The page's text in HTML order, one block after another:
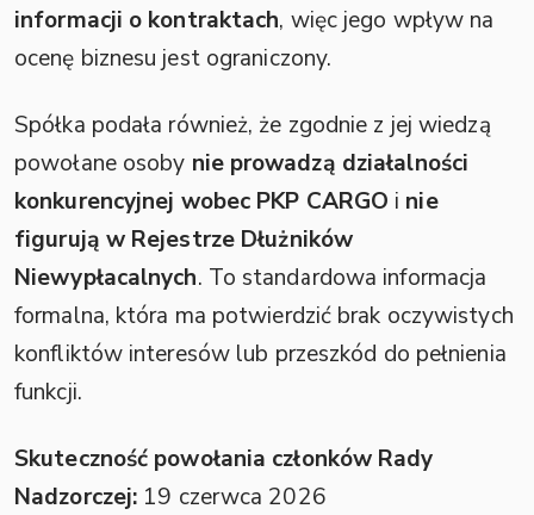
informacji o kontraktach, więc jego wpływ na
ocenę biznesu jest ograniczony.
Spółka podała również, że zgodnie z jej wiedzą
powołane osoby nie prowadzą działalności
konkurencyjnej wobec PKP CARGO i nie
figurują w Rejestrze Dłużników
Niewypłacalnych. To standardowa informacja
formalna, która ma potwierdzić brak oczywistych
konfliktów interesów lub przeszkód do pełnienia
funkcji.
Skuteczność powołania członków Rady
Nadzorczej: 19 czerwca 2026